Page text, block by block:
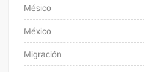
Mésico
México
Migración